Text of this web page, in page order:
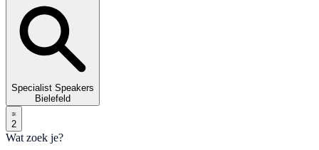
Specialist Speakers
Bielefeld
2
Wat zoek je?